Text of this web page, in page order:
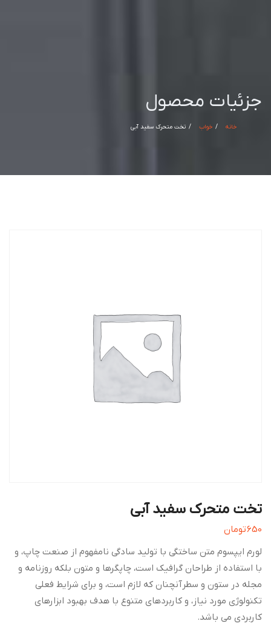
جزئیات محصول
خانه خواب تخت متحرک سفید آبی
تخت متحرک سفید آبی
650تومان
لورم ایپسوم متن ساختگی با تولید سادگی نامفهوم از صنعت چاپ، و
با استفاده از طراحان گرافیک است، چاپگرها و متون بلکه روزنامه و
مجله در ستون و سطرآنچنان که لازم است، و برای شرایط فعلی
تکنولوژی مورد نیاز، و کاربردهای متنوع با هدف بهبود ابزارهای
کاربردی می باشد.